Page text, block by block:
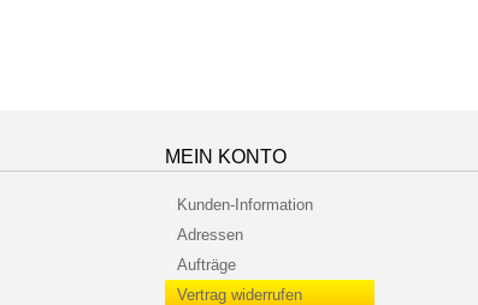
MEIN KONTO
Kunden-Information
Adressen
Aufträge
Vertrag widerrufen